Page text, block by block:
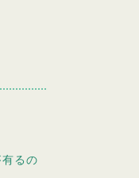
るの